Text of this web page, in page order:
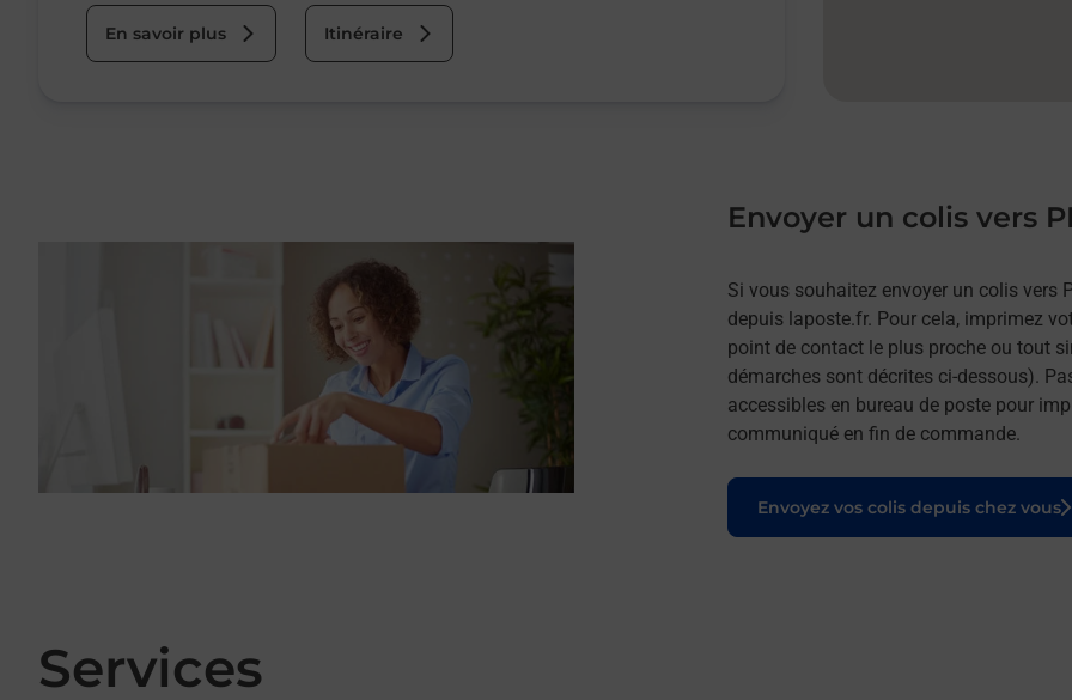
En savoir plus Itinéraire
Envoyer un colis vers
Si vous souhaitez envoyer un colis vers
depuis laposte.fr. Pour cela, imprimez
point de contact le plus proche ou tout
démarches sont décrites ci-dessous).
accessibles en bureau de poste pour
communiqué en fin de commande.
Envoyez vos colis depuis chez vous
Le lien s'ouvre dans un nouvel onglet
Services